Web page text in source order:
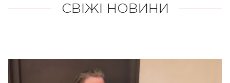
СВІЖІ НОВИНИ